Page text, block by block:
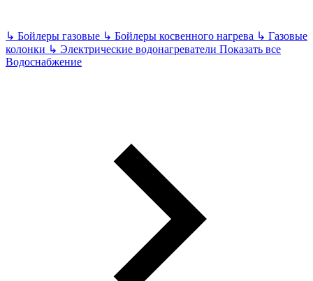
↳ Бойлеры газовые ↳ Бойлеры косвенного нагрева ↳ Газовые
колонки ↳ Электрические водонагреватели Показать все
Водоснабжение